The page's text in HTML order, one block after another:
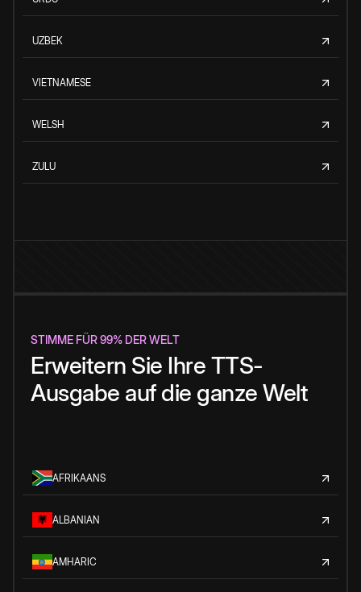
UZBEK
VIETNAMESE
WELSH
ZULU
STIMME FÜR 99% DER WELT
Erweitern Sie Ihre TTS-
Ausgabe auf die ganze Welt
AFRIKAANS
ALBANIAN
AMHARIC